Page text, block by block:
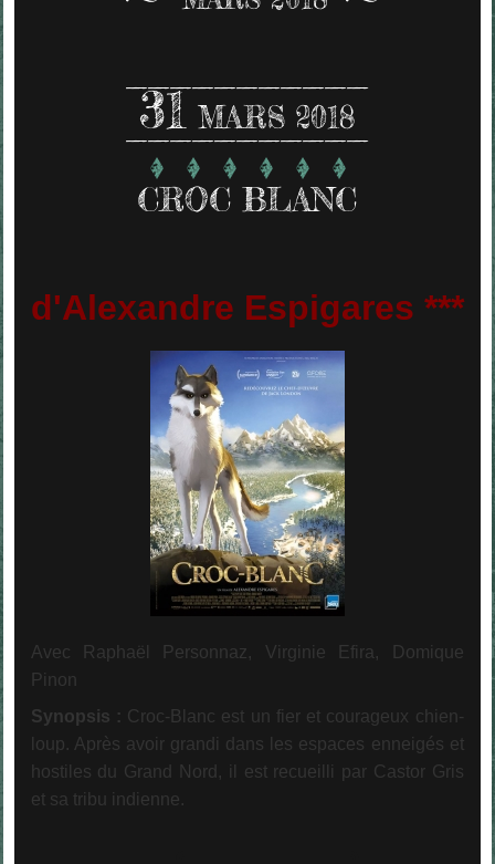
31 MARS 2018
CROC BLANC
d'Alexandre Espigares ***
Avec Raphaël Personnaz, Virginie Efira, Domique
Pinon
Synopsis : Croc-Blanc est un fier et courageux chien-
loup. Après avoir grandi dans les espaces enneigés et
hostiles du Grand Nord, il est recueilli par Castor Gris
et sa tribu indienne.